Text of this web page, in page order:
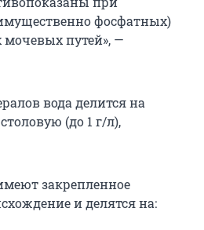
фосфатных)
путей», —
вода делится на
(до 1 г/л),
закрепленное
и делятся на: